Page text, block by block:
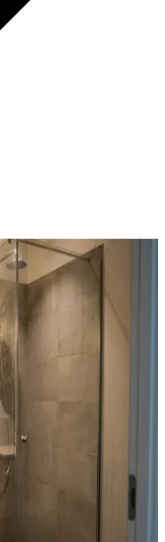
bolig? Sort skimmel i
eller hvid
et symptom.
luftfugtighed (over
At vaske
— den
Den eneste
installer
under
og hjørner